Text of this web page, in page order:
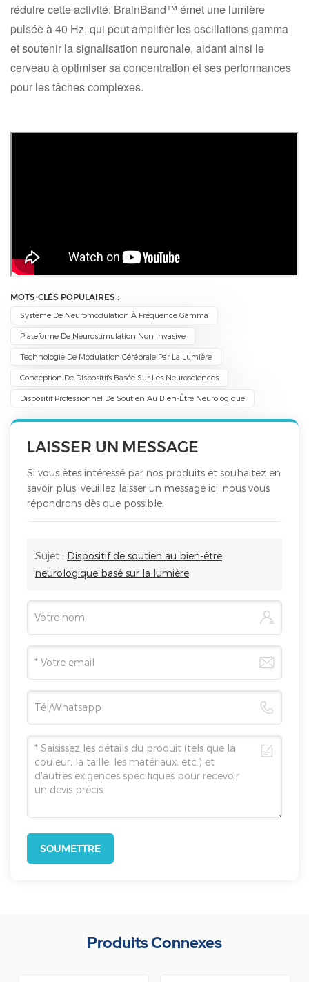
réduire cette activité. BrainBand™ émet une lumière
pulsée à 40 Hz, qui peut amplifier les oscillations gamma
et soutenir la signalisation neuronale, aidant ainsi le
cerveau à optimiser sa concentration et ses performances
pour les tâches complexes.
MOTS-CLÉS POPULAIRES :
Système De Neuromodulation À Fréquence Gamma
Plateforme De Neurostimulation Non Invasive
Technologie De Modulation Cérébrale Par La Lumière
Conception De Dispositifs Basée Sur Les Neurosciences
Dispositif Professionnel De Soutien Au Bien-Être Neurologique
LAISSER UN MESSAGE
Si vous êtes intéressé par nos produits et souhaitez en
savoir plus, veuillez laisser un message ici, nous vous
répondrons dès que possible.
Sujet : Dispositif de soutien au bien-être
neurologique basé sur la lumière
SOUMETTRE
Produits Connexes